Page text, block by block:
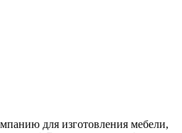
для изготовления мебели,